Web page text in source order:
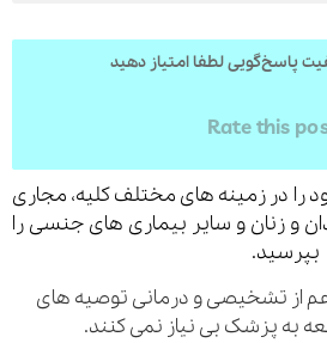
لطفا امتیاز دهید
Rate
زمینه های مختلف کلیه، مجاری
و سایر بیماری های جنسی را
تشخیصی و درمانی توصیه های
پزشک بی نیاز نمی کنند.